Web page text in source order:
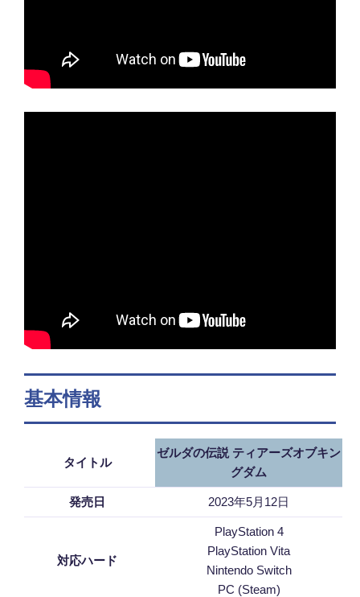
基本情報
タイトル
ゼルダの伝説 ティアーズオブキン
グダム
発売日 2023年5月12日
対応ハード
PlayStation 4
PlayStation Vita
Nintendo Switch
PC (Steam)